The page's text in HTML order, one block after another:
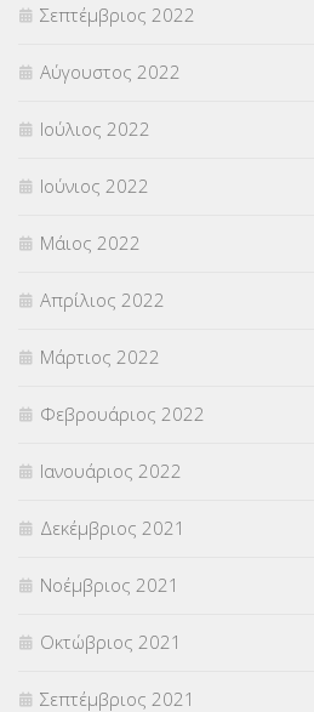
Σεπτέμβριος 2022
Αύγουστος 2022
Ιούλιος 2022
Ιούνιος 2022
Μάιος 2022
Απρίλιος 2022
Μάρτιος 2022
Φεβρουάριος 2022
Ιανουάριος 2022
Δεκέμβριος 2021
Νοέμβριος 2021
Οκτώβριος 2021
Σεπτέμβριος 2021